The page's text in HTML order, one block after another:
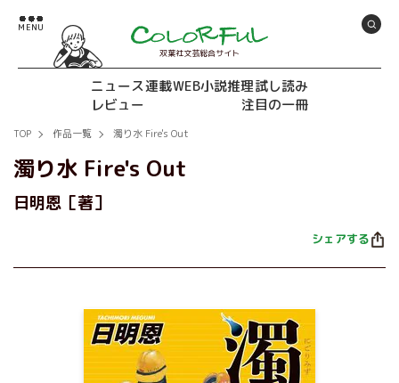
双葉社文芸総合サイト
ニュース連載WEB小説推理試し読み
レビュー
注目の一冊
TOP 作品一覧 濁り水 Fire's Out
濁り水 Fire's Out
日明恩［著］
シェアする